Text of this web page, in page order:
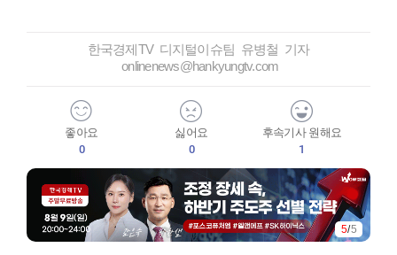
한국경제TV 디지털이슈팀 유병철 기자
onlinenews@hankyungtv.com
좋아요
0
싫어요
0
후속기사 원해요
1
5/5